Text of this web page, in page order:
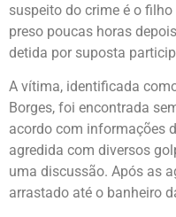
suspeito do crime é o
preso poucas horas
detida por suposta
A vítima, identificada
Borges, foi encontrada
acordo com informações
agredida com diversos
uma discussão. Após as
arrastado até o banheiro